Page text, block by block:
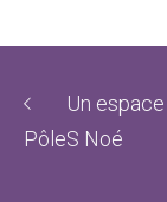
Un
PôleS Noé